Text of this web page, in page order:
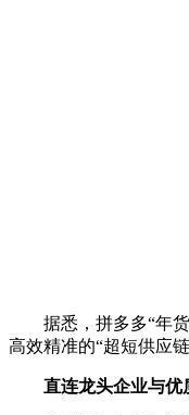
据悉，拼多多“年
高效精准的“超短供应链
直连龙头企业与优